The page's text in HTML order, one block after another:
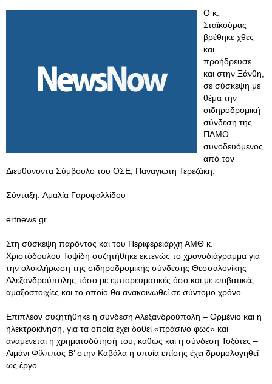
Ο κ.
Σταϊκούρας
βρέθηκε χθες
και
προήδρευσε
και στην Ξάνθη,
σε σύσκεψη με
θέμα την
σιδηροδρομική
σύνδεση της
ΠΑΜΘ.
συνοδευόμενος
από τον
Διευθύνοντα Σύμβουλο του ΟΣΕ, Παναγιώτη Τερεζάκη.
Σύνταξη: Αμαλία Γαρυφαλλίδου
ertnews.gr
Στη σύσκεψη παρόντος και του Περιφερειάρχη ΑΜΘ κ.
Χριστόδουλου Τοψίδη συζητήθηκε εκτενώς το χρονοδιάγραμμα για
την ολοκλήρωση της σιδηροδρομικής σύνδεσης Θεσσαλονίκης –
Αλεξανδρούπολης τόσο με εμπορευματικές όσο και με επιβατικές
αμαξοστοιχίες και το οποίο θα ανακοινωθεί σε σύντομο χρόνο.
Επιπλέον συζητήθηκε η σύνδεση Αλεξανδρούπολη – Ορμένιο και η
ηλεκτροκίνηση, για τα οποία έχει δοθεί «πράσινο φως» και
αναμένεται η χρηματοδότησή του, καθώς και η σύνδεση Τοξότες –
Λιμάνι Φίλππος Β’ στην Καβάλα η οποία επίσης έχει δρομολογηθεί
ως έργο.